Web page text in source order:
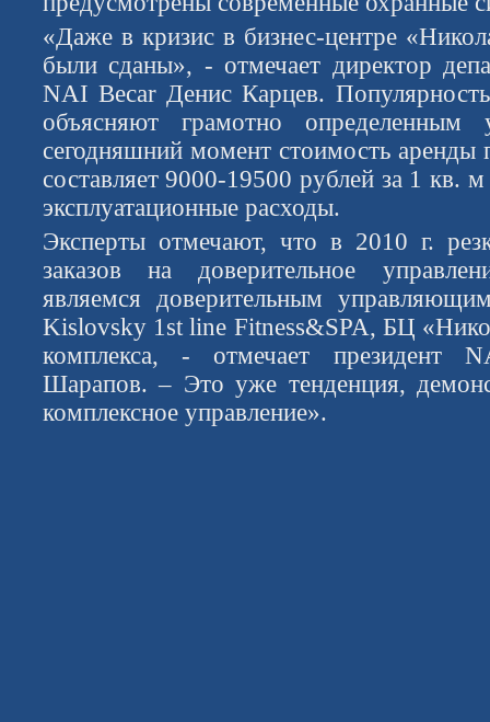
«Даже в кризис в бизнес-центре
были сданы», - отмечает директор
NAI Becar Денис Карцев. Популярность
объясняют грамотно
сегодняшний момент стоимость аренды
составляет 9000-19500 рублей за 1 кв.
эксплуатационные расходы.
Эксперты отмечают, что в 2010 г.
заказов на доверительное
являемся доверительным
Kislovsky 1st line Fitness&SPA, БЦ
комплекса, - отмечает президент
Шарапов. – Это уже тенденция,
комплексное управление».